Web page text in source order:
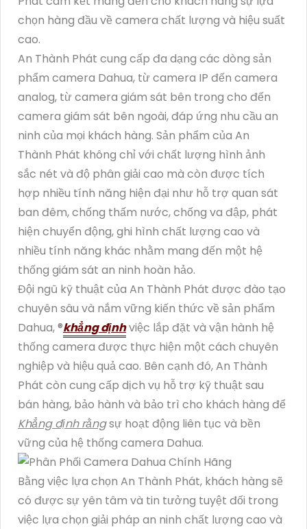
chọn hàng đầu về camera chất lượng và hiệu suất
cao.
An Thành Phát cung cấp đa dạng các dòng sản
phẩm camera Dahua, từ camera IP đến camera
analog, từ camera giám sát bên trong cho đến
camera giám sát bên ngoài, đáp ứng nhu cầu an
ninh của mọi khách hàng. Sản phẩm của An
Thành Phát không chỉ với chất lượng hình ảnh
sắc nét và độ phân giải cao mà còn được tích
hợp nhiều tính năng hiện đại như hỗ trợ quan sát
ban đêm, chống thấm nước, chống va đập, phát
hiện chuyển động, ghi hình chất lượng cao và
nhiều tính năng khác nhằm mang đến một hệ
thống giám sát an ninh hoàn hảo.
Đội ngũ kỹ thuật của An Thành Phát được đào tạo
chuyên sâu và nắm vững kiến thức về sản phẩm
Dahua, ®️khẳng địnhviệc lắp đặt và vận hành hệ
thống camera được thực hiện một cách chuyên
nghiệp và hiệu quả cao. Bên cạnh đó, An Thành
Phát còn cung cấp dịch vụ hỗ trợ kỹ thuật sau
bán hàng, bảo hành và bảo trì cho khách hàng để
Khẳng định rằngsự hoạt động liên tục và bền
vững của hệ thống camera Dahua.
Bằng việc lựa chọn An Thành Phát, khách hàng sẽ
có được sự yên tâm và tin tưởng tuyệt đối trong
việc lựa chọn giải pháp an ninh chất lượng cao và